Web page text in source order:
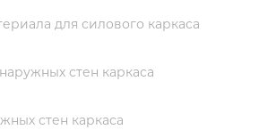
для силового каркаса
стен каркаса
стен каркаса